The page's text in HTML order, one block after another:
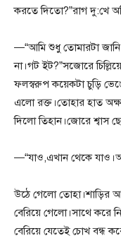
করতে দিতো?”রাগ দু:খে
—“আমি শুধু তোমারটা
না।গট ইট?”সজোরে
ফলস্বরুপ কয়েকটা চুড়ি
এলো রক্ত।তোহার হাত
দিলো তিহান।জোরে শ্বাস
—“যাও,এখান থেকে
উঠে গেলো তোহা।শাড়ির
বেরিয়ে গেলো।সাথে করে
বেরিয়ে যেতেই চোখ বন্ধ